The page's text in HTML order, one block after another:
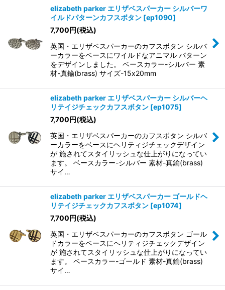
elizabeth parker エリザベスパーカー シルバーワ
イルドパターンカフスボタン [ep1090]
7,700円(税込)
英国・エリザベスパーカーのカフスボタン シルバ
ーカラーをベースにワイルドなアニマル パターン
をデザインしました。 ベースカラー-シルバー 素
材-真鍮(brass) サイズ-15x20mm
elizabeth parker エリザベスパーカー シルバーヘ
リテイジチェックカフスボタン [ep1075]
7,700円(税込)
英国・エリザベスパーカーのカフスボタン シルバ
ーカラーをベースにヘリティジチェックデザイン
が 施されてスタイリッシュな仕上がりになってい
ます。 ベースカラー-シルバー 素材-真鍮(brass)
サイ…
elizabeth parker エリザベスパーカー ゴールドヘ
リテイジチェックカフスボタン [ep1074]
7,700円(税込)
英国・エリザベスパーカーのカフスボタン ゴール
ドカラーをベースにヘリティジチェックデザイン
が 施されてスタイリッシュな仕上がりになってい
ます。 ベースカラー-ゴールド 素材-真鍮(brass)
サイ…